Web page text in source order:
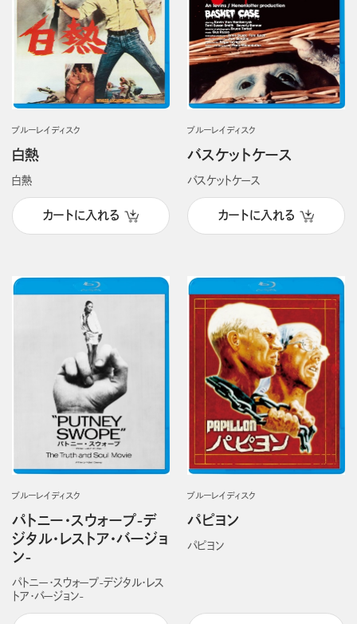
ブルーレイディスク
白熱
白熱
カートに入れる
ブルーレイディスク
バスケットケース
バスケットケース
カートに入れる
ブルーレイディスク
パトニー・スウォープ-デ
ジタル・レストア・バージョ
ン-
パトニー・スウォープ-デジタル・レス
トア・バージョン-
ブルーレイディスク
パピヨン
パピヨン